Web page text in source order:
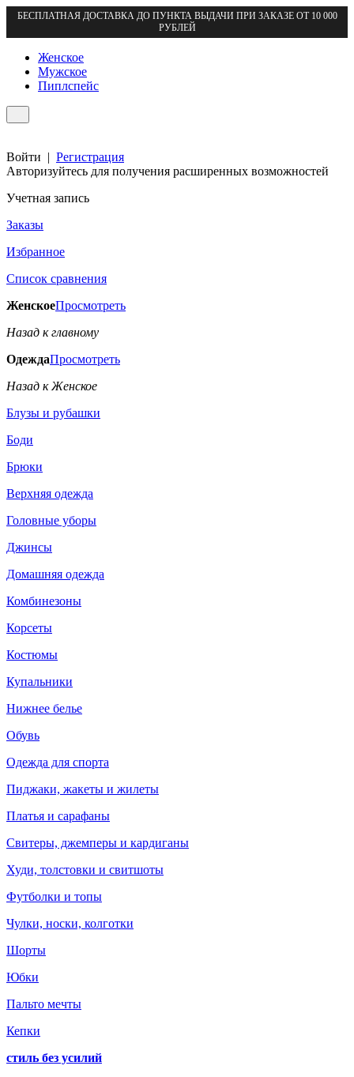
БЕСПЛАТНАЯ ДОСТАВКА ДО ПУНКТА ВЫДАЧИ ПРИ ЗАКАЗЕ ОТ 10 000
РУБЛЕЙ
Женское
Мужское
Пиплспейс
Войти | Регистрация
Авторизуйтесь для получения расширенных возможностей
Учетная запись
Заказы
Избранное
Список сравнения
ЖенскоеПросмотреть
Назад к главному
ОдеждаПросмотреть
Назад к Женское
Блузы и рубашки
Боди
Брюки
Верхняя одежда
Головные уборы
Джинсы
Домашняя одежда
Комбинезоны
Корсеты
Костюмы
Купальники
Нижнее белье
Обувь
Одежда для спорта
Пиджаки, жакеты и жилеты
Платья и сарафаны
Свитеры, джемперы и кардиганы
Худи, толстовки и свитшоты
Футболки и топы
Чулки, носки, колготки
Шорты
Юбки
Пальто мечты
Кепки
стиль без усилий